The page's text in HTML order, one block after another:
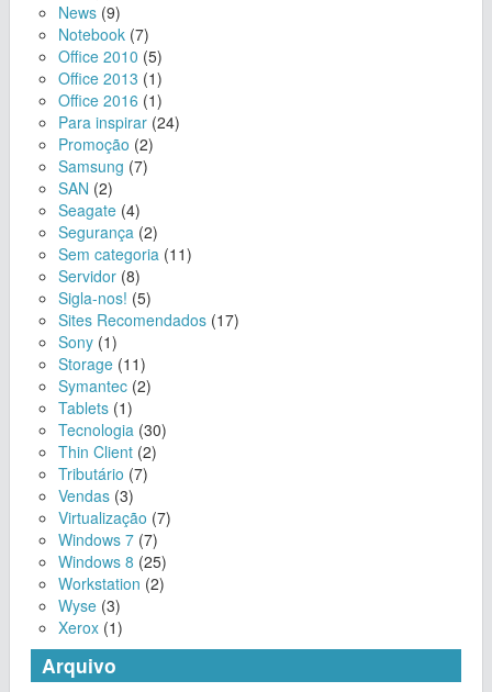
News (9)
Notebook (7)
Office 2010 (5)
Office 2013 (1)
Office 2016 (1)
Para inspirar (24)
Promoção (2)
Samsung (7)
SAN (2)
Seagate (4)
Segurança (2)
Sem categoria (11)
Servidor (8)
Sigla-nos! (5)
Sites Recomendados (17)
Sony (1)
Storage (11)
Symantec (2)
Tablets (1)
Tecnologia (30)
Thin Client (2)
Tributário (7)
Vendas (3)
Virtualização (7)
Windows 7 (7)
Windows 8 (25)
Workstation (2)
Wyse (3)
Xerox (1)
Arquivo